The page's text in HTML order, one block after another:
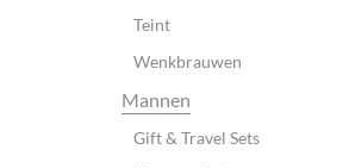
Teint
Wenkbrauwen
Mannen
Gift & Travel Sets